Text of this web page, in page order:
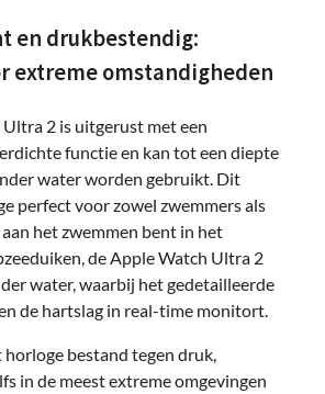
en drukbestendig:
extreme omstandigheden
2 is uitgerust met een
functie en kan tot een diepte
water worden gebruikt. Dit
perfect voor zowel zwemmers als
het zwemmen bent in het
de Apple Watch Ultra 2
water, waarbij het gedetailleerde
de hartslag in real-time monitort.
bestand tegen druk,
in de meest extreme omgevingen